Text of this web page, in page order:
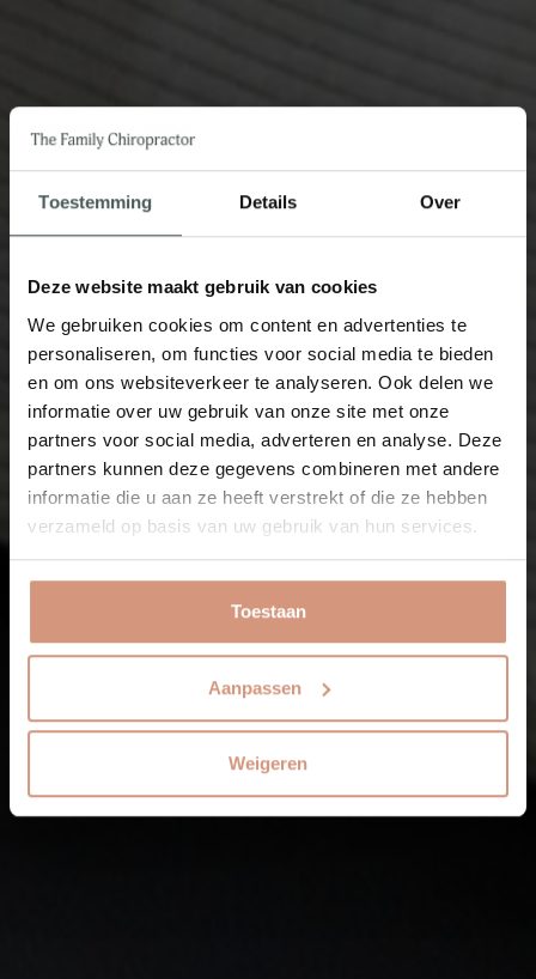
Toestemming Details Over
Deze website maakt gebruik van cookies
We gebruiken cookies om content en advertenties te
personaliseren, om functies voor social media te bieden
en om ons websiteverkeer te analyseren. Ook delen we
informatie over uw gebruik van onze site met onze
partners voor social media, adverteren en analyse. Deze
partners kunnen deze gegevens combineren met andere
informatie die u aan ze heeft verstrekt of die ze hebben
verzameld op basis van uw gebruik van hun services.
Toestaan
Aanpassen
Weigeren